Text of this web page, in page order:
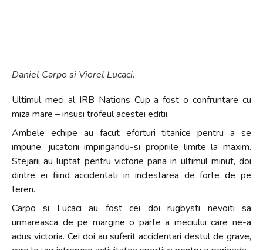
Daniel Carpo si Viorel Lucaci.
Ultimul meci al IRB Nations Cup a fost o confruntare cu
miza mare – insusi trofeul acestei editii.
Ambele echipe au facut eforturi titanice pentru a se
impune, jucatorii impingandu-si propriile limite la maxim.
Stejarii au luptat pentru victorie pana in ultimul minut, doi
dintre ei fiind accidentati in inclestarea de forte de pe
teren.
Carpo si Lucaci au fost cei doi rugbysti nevoiti sa
urmareasca de pe margine o parte a meciului care ne-a
adus victoria. Cei doi au suferit accidentari destul de grave,